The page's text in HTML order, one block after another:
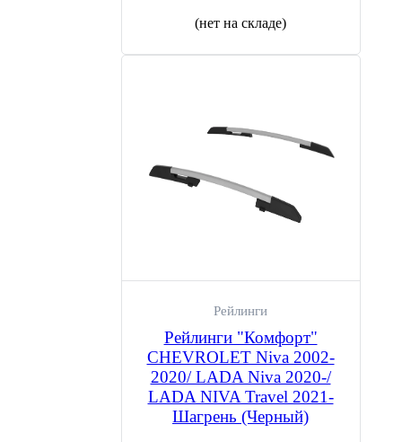
(нет на складе)
Рейлинги
Рейлинги "Комфорт"
CHEVROLET Niva 2002-
2020/ LADA Niva 2020-/
LADA NIVA Travel 2021-
Шагрень (Черный)